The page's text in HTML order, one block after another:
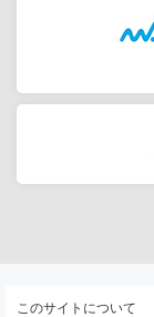
このサイトについて